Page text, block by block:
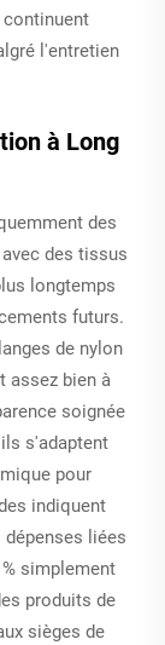
continuent
l'entretien
à Long
des
des tissus
longtemps
futurs.
de nylon
assez bien à
soignée
s'adaptent
pour
indiquent
liées
simplement
produits de
sièges de